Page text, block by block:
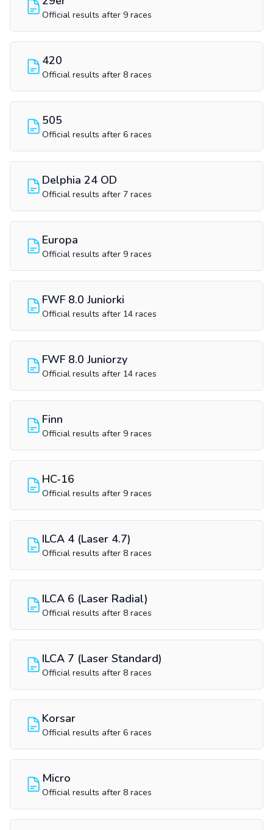
Official results after 9 races
420
Official results after 8 races
505
Official results after 6 races
Delphia 24 OD
Official results after 7 races
Europa
Official results after 9 races
FWF 8.0 Juniorki
Official results after 14 races
FWF 8.0 Juniorzy
Official results after 14 races
Finn
Official results after 9 races
HC-16
Official results after 9 races
ILCA 4 (Laser 4.7)
Official results after 8 races
ILCA 6 (Laser Radial)
Official results after 8 races
ILCA 7 (Laser Standard)
Official results after 8 races
Korsar
Official results after 6 races
Micro
Official results after 8 races